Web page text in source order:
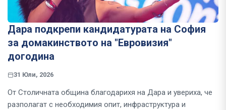
Дара подкрепи кандидатурата на София
за домакинството на "Евровизия"
догодина
31 Юли, 2026
От Столичната община благодарихя на Дара и увериха, че
разполагат с необходимия опит, инфраструктура и